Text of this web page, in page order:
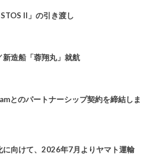
II」の引き渡し
造船「蓉翔丸」就航
とのパートナーシップ契約を締結しま
に向けて、2026年7月よりヤマト運輸